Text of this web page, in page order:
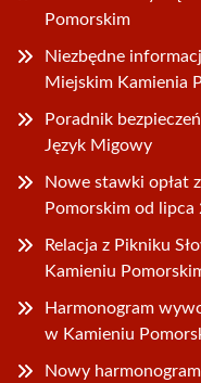
Pomorskim
Niezbędne
Miejskim Kamienia
Poradnik
Język Migowy
Nowe stawki opłat
Pomorskim od lipca
Relacja z Pikniku
Kamieniu
Harmonogram
w Kamieniu
Nowy